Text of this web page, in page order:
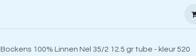
Bockens 100% Linnen Nel 35/2 12.5 gr tube - kleur 520